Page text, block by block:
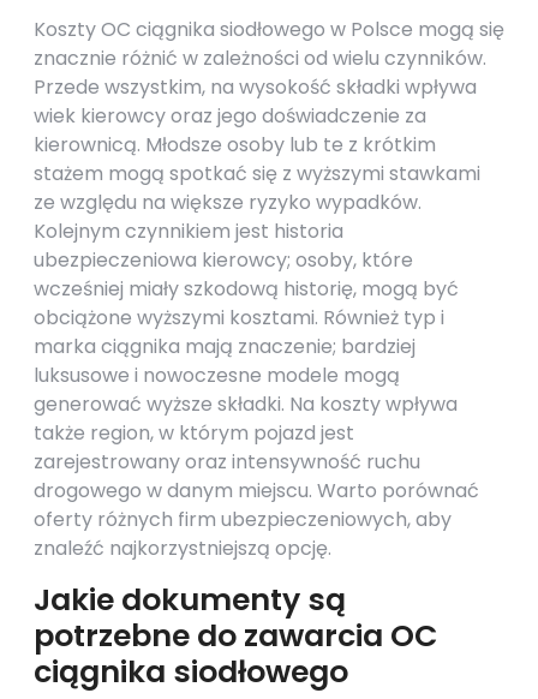
Koszty OC ciągnika siodłowego w Polsce mogą się
znacznie różnić w zależności od wielu czynników.
Przede wszystkim, na wysokość składki wpływa
wiek kierowcy oraz jego doświadczenie za
kierownicą. Młodsze osoby lub te z krótkim
stażem mogą spotkać się z wyższymi stawkami
ze względu na większe ryzyko wypadków.
Kolejnym czynnikiem jest historia
ubezpieczeniowa kierowcy; osoby, które
wcześniej miały szkodową historię, mogą być
obciążone wyższymi kosztami. Również typ i
marka ciągnika mają znaczenie; bardziej
luksusowe i nowoczesne modele mogą
generować wyższe składki. Na koszty wpływa
także region, w którym pojazd jest
zarejestrowany oraz intensywność ruchu
drogowego w danym miejscu. Warto porównać
oferty różnych firm ubezpieczeniowych, aby
znaleźć najkorzystniejszą opcję.
Jakie dokumenty są
potrzebne do zawarcia OC
ciągnika siodłowego